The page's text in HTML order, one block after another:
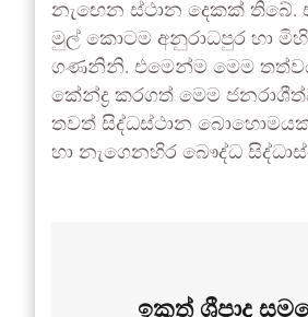
නැඟෙන ස්ථාන දෙකක්
මුල් කොටම අනුරාධපුර හා
ගණනිනි. එමෙන්ම මෙම
කේන්ද්‍ර කරගත් මෙම
තවත් සිද්ධස්ථාන බොහොමයක්
හා නැගෙනහිර බෞද්ධ
ඉකුත් ශ්‍රීපාද